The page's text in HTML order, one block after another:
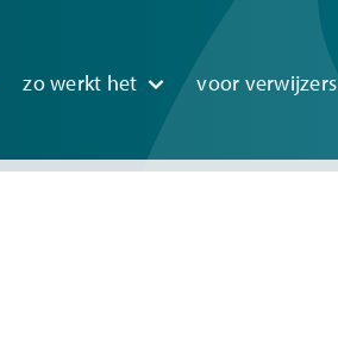
zo werkt het voor verwijzers